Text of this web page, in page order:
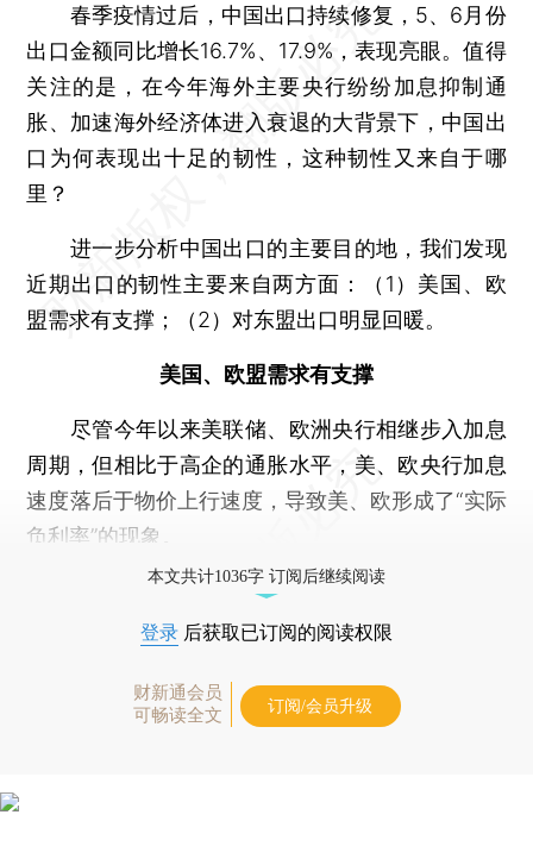
春季疫情过后，中国出口持续修复，5、6月份
出口金额同比增长16.7%、17.9%，表现亮眼。值得
关注的是，在今年海外主要央行纷纷加息抑制通
胀、加速海外经济体进入衰退的大背景下，中国出
口为何表现出十足的韧性，这种韧性又来自于哪
里？
进一步分析中国出口的主要目的地，我们发现
近期出口的韧性主要来自两方面：（1）美国、欧
盟需求有支撑；（2）对东盟出口明显回暖。
美国、欧盟需求有支撑
尽管今年以来美联储、欧洲央行相继步入加息
周期，但相比于高企的通胀水平，美、欧央行加息
速度落后于物价上行速度，导致美、欧形成了“实际
负利率”的现象。
本文共计1036字 订阅后继续阅读
登录 后获取已订阅的阅读权限
财新通会员
可畅读全文
订阅/会员升级